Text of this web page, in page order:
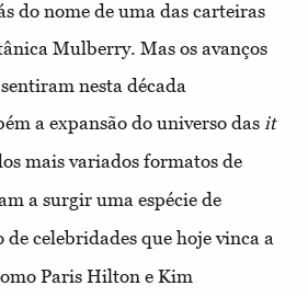
do nome de uma das carteiras
Mulberry. Mas os avanços
nesta década
a expansão do universo das it
mais variados formatos de
a surgir uma espécie de
celebridades que hoje vinca a
Paris Hilton e Kim